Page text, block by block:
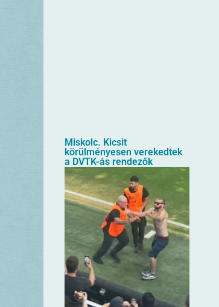
Miskolc. Kicsit
körülményesen verekedtek
a DVTK-ás rendezők